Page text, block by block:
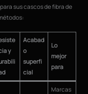
sus cascos de fibra de
y
Acabad
o
superfi
cial
Lo
mejor
para
Marcas